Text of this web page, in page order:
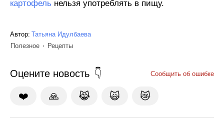
картофель нельзя употреблять в пищу.
Автор: Татьяна Идулбаева
Полезное
Рецепты
Оцените новость Сообщить об ошибке
❤️ 🙏 😹 🙀 😿